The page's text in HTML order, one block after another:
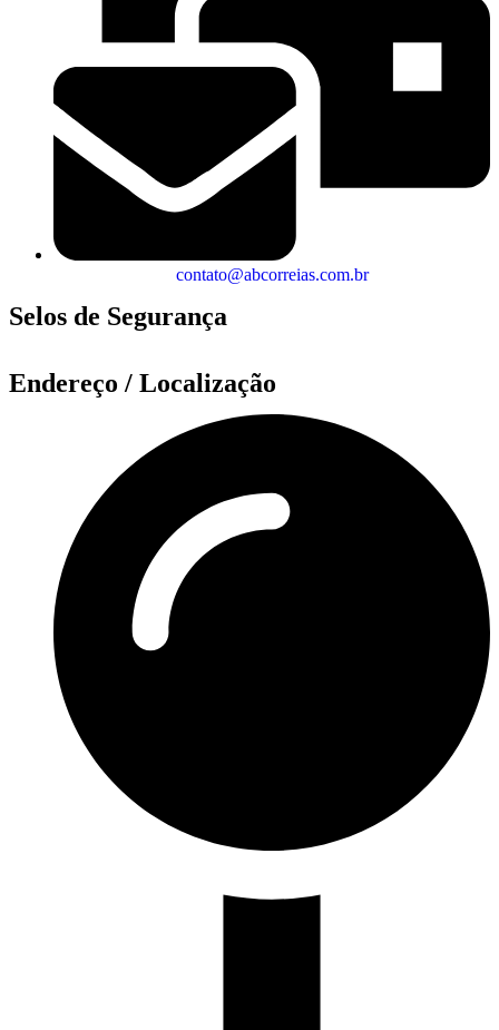
contato@abcorreias.com.br
Selos de Segurança
Endereço / Localização